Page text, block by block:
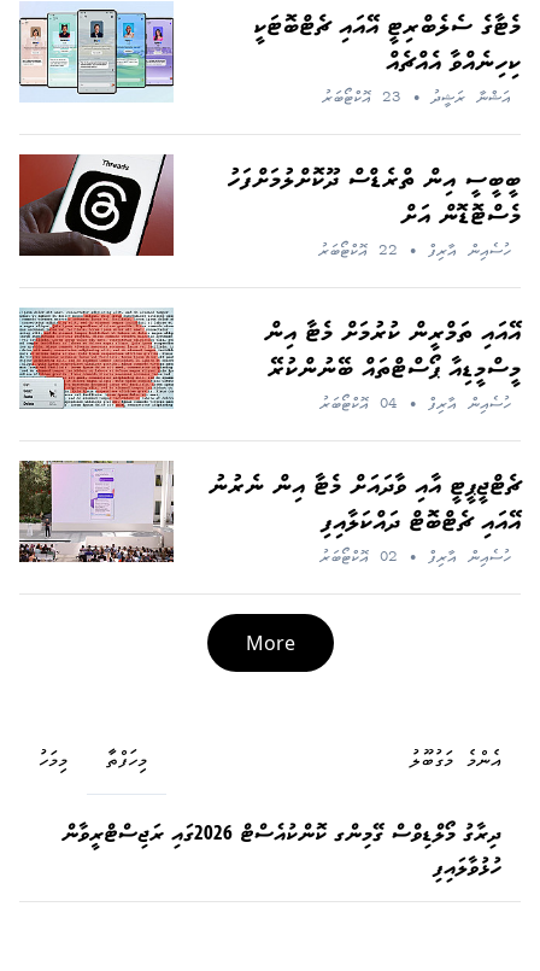
މެޓާގެ ސެލެބްރިޓީ އޭއައި ޗެޓްބޮޓަކީ
ކިހިނެއްވާ އެއްޗެއް
އަޝްނާ ރަޝީދު •
ބީބީސީ އިން ތްރެޑްސް ދޫކޮށްލުމަށްފަހު
މެސްޓޮޑޮން އަށް
ހުސެއިން އާރިފް •
އޭއައި ތަމްރީން ކުރުމަށް މެޓާ އިން
މީސްމީޑިއާ ޕޯސްޓްތައް ބޭނުންކުރޭ
ހުސެއިން އާރިފް •
ޗެޓްޖީޕީޓީ އާއި ވާދައަށް މެޓާ އިން ނެރުނު
އޭއައި ޗެޓްބޮޓް ދައްކަލާއިފި
ހުސެއިން އާރިފް •
More
އެންމެ މަގުބޫލު މިމަހު މިހަފްތާ
ދިރާގު މޯލްޑިވްސް ގޭމިންގ ކޮންކުއެސްޓް 2026ގައި ރަޖިސްޓްރީވާން
ހުޅުވާލައިފި